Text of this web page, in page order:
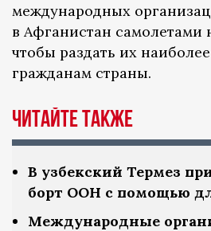
международных
в Афганистан самолетами
чтобы раздать их
гражданам страны.
Читайте также
В узбекский Термез
борт ООН с помощью
Международные